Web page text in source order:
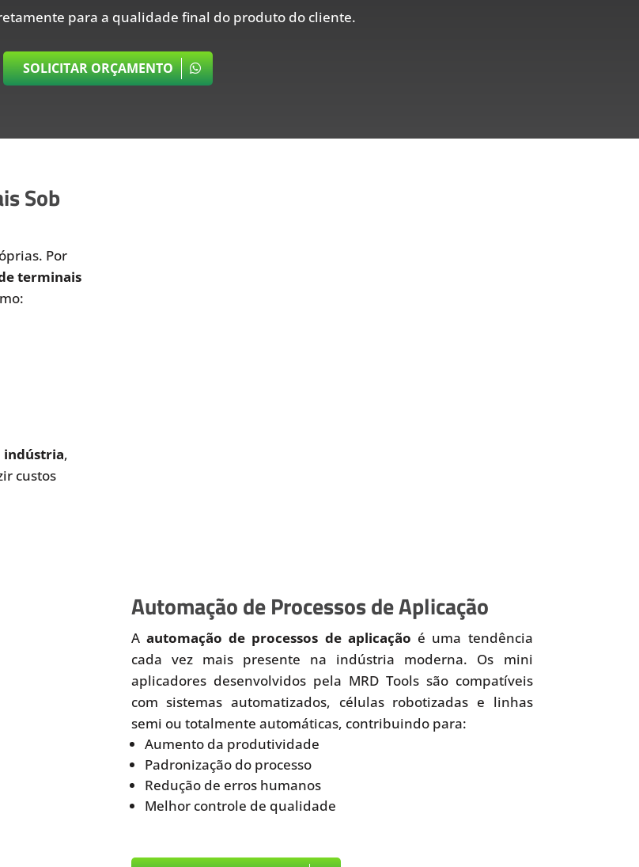
para a qualidade final do produto do cliente.
SOLICITAR ORÇAMENTO
Sob
Por
terminais
indústria,
custos
Automação de Processos de Aplicação
A automação de processos de aplicação é uma tendência
cada vez mais presente na indústria moderna. Os mini
aplicadores desenvolvidos pela MRD Tools são compatíveis
com sistemas automatizados, células robotizadas e linhas
semi ou totalmente automáticas, contribuindo para:
Aumento da produtividade
Padronização do processo
Redução de erros humanos
Melhor controle de qualidade